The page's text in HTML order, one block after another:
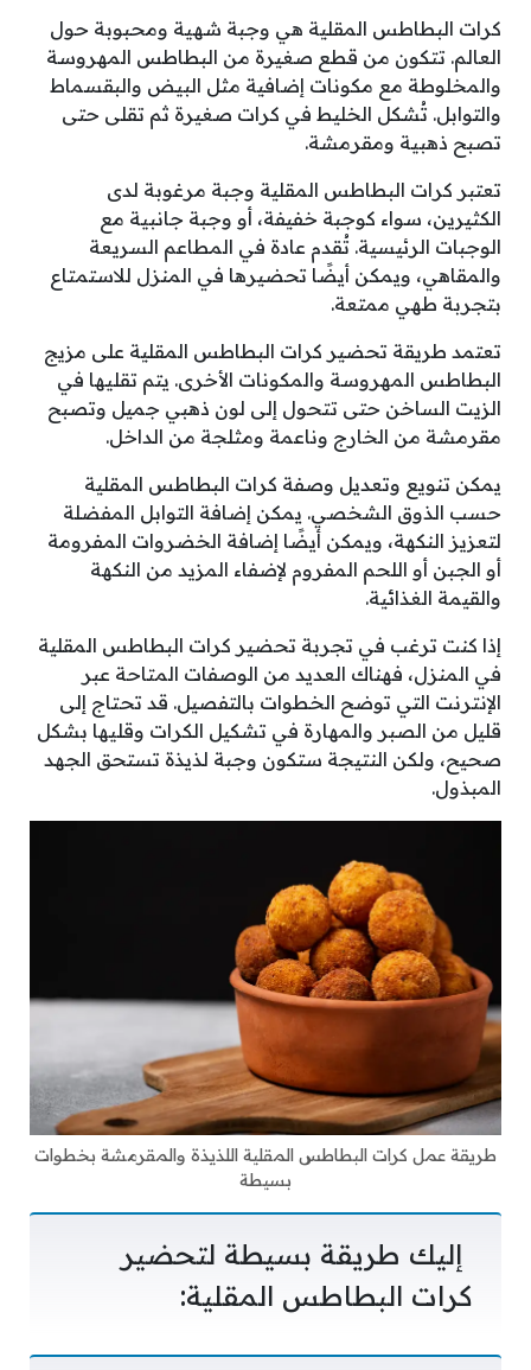
كرات البطاطس المقلية هي وجبة شهية ومحبوبة حول
العالم. تتكون من قطع صغيرة من البطاطس المهروسة
والمخلوطة مع مكونات إضافية مثل البيض والبقسماط
والتوابل. تُشكل الخليط في كرات صغيرة ثم تقلى حتى
تصبح ذهبية ومقرمشة.
تعتبر كرات البطاطس المقلية وجبة مرغوبة لدى
الكثيرين، سواء كوجبة خفيفة، أو وجبة جانبية مع
الوجبات الرئيسية. تُقدم عادة في المطاعم السريعة
والمقاهي، ويمكن أيضًا تحضيرها في المنزل للاستمتاع
بتجربة طهي ممتعة.
تعتمد طريقة تحضير كرات البطاطس المقلية على مزيج
البطاطس المهروسة والمكونات الأخرى. يتم تقليها في
الزيت الساخن حتى تتحول إلى لون ذهبي جميل وتصبح
مقرمشة من الخارج وناعمة ومثلجة من الداخل.
يمكن تنويع وتعديل وصفة كرات البطاطس المقلية
حسب الذوق الشخصي. يمكن إضافة التوابل المفضلة
لتعزيز النكهة، ويمكن أيضًا إضافة الخضروات المفرومة
أو الجبن أو اللحم المفروم لإضفاء المزيد من النكهة
والقيمة الغذائية.
إذا كنت ترغب في تجربة تحضير كرات البطاطس المقلية
في المنزل، فهناك العديد من الوصفات المتاحة عبر
الإنترنت التي توضح الخطوات بالتفصيل. قد تحتاج إلى
قليل من الصبر والمهارة في تشكيل الكرات وقليها بشكل
صحيح، ولكن النتيجة ستكون وجبة لذيذة تستحق الجهد
المبذول.
طريقة عمل كرات البطاطس المقلية اللذيذة والمقرمشة بخطوات
بسيطة
إليك طريقة بسيطة لتحضير
كرات البطاطس المقلية: